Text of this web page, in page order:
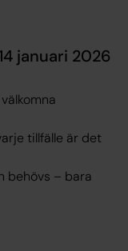
januari 2026
tillfälle är det
behövs – bara